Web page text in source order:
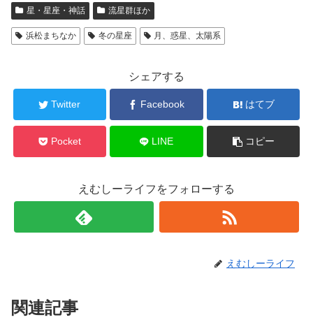
星・星座・神話 流星群ほか
浜松まちなか 冬の星座 月、惑星、太陽系
シェアする
Twitter Facebook はてブ
Pocket LINE コピー
えむしーライフをフォローする
えむしーライフ
関連記事